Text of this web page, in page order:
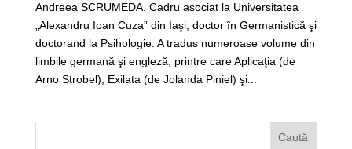
Andreea SCRUMEDA. Cadru asociat la Universitatea
„Alexandru Ioan Cuza” din Iaşi, doctor în Germanistică şi
doctorand la Psihologie. A tradus numeroase volume din
limbile germană şi engleză, printre care Aplicaţia (de
Arno Strobel), Exilata (de Jolanda Piniel) şi...